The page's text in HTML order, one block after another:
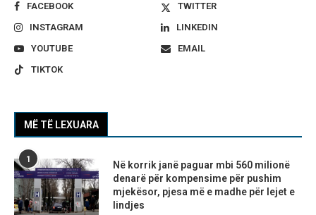
FACEBOOK
TWITTER
INSTAGRAM
LINKEDIN
YOUTUBE
EMAIL
TIKTOK
MË TË LEXUARA
1
Në korrik janë paguar mbi 560 milionë
denarë për kompensime për pushim
mjekësor, pjesa më e madhe për lejet e
lindjes